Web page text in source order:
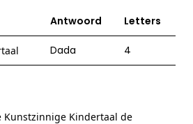
Antwoord Letters
Dada 4
Kunstzinnige Kindertaal de